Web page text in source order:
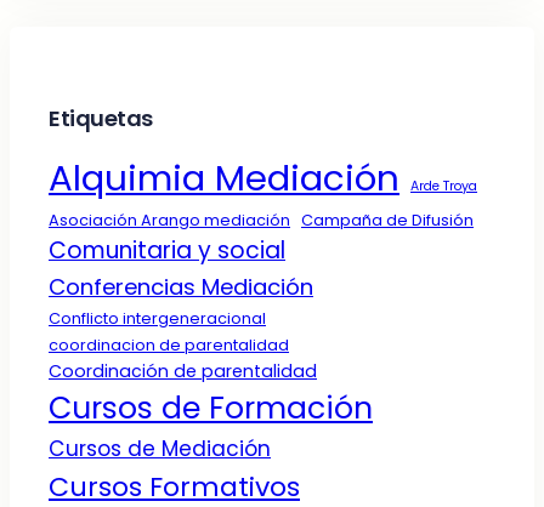
Etiquetas
Alquimia Mediación Arde Troya
Asociación Arango mediación Campaña de Difusión
Comunitaria y social
Conferencias Mediación
Conflicto intergeneracional
coordinacion de parentalidad
Coordinación de parentalidad
Cursos de Formación
Cursos de Mediación
Cursos Formativos